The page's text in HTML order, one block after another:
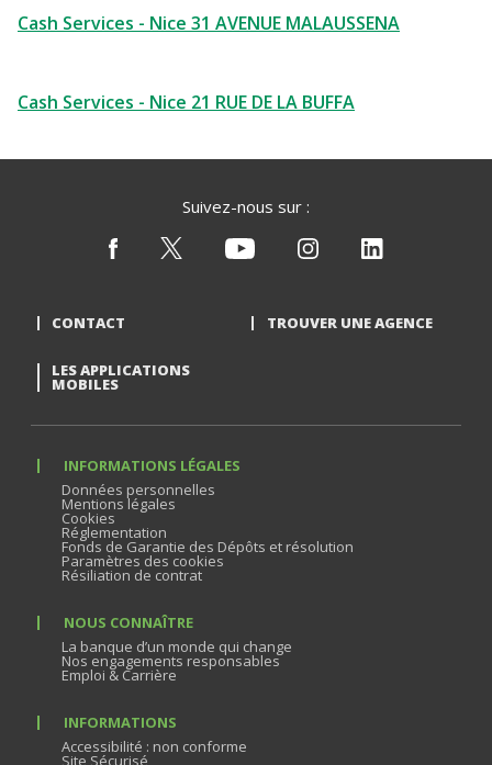
Cash Services - Nice 31 AVENUE MALAUSSENA
Cash Services - Nice 21 RUE DE LA BUFFA
Suivez-nous sur :
CONTACT TROUVER UNE AGENCE
LES APPLICATIONS
MOBILES
INFORMATIONS LÉGALES
Données personnelles
Mentions légales
Cookies
Réglementation
Fonds de Garantie des Dépôts et résolution
Paramètres des cookies
Résiliation de contrat
NOUS CONNAÎTRE
La banque d’un monde qui change
Nos engagements responsables
Emploi & Carrière
INFORMATIONS
Accessibilité : non conforme
Site Sécurisé